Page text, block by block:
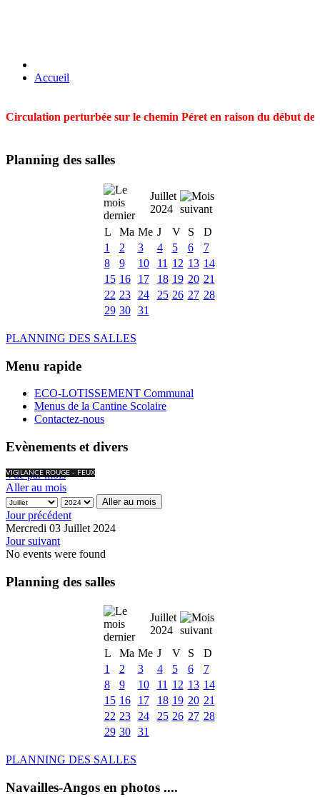
Accueil
Circulation perturbée sur le chemin Péret en raison du début
Planning des salles
Juillet
2024
L
Ma Me J V S
D
1
2 3 4 5 6
7
8
9 10 11 12 13 14
15 16 17 18 19 20 21
22 23 24 25 26 27 28
29 30 31
PLANNING DES SALLES
Menu rapide
ECO-LOTISSEMENT Communal
Menus de la Cantine Scolaire
Contactez-nous
Evènements et divers
VIGILANCE ROUGE - FEUX
Vue par mois
Aller au mois
Aller au mois
Jour précédent
Mercredi 03 Juillet 2024
Jour suivant
No events were found
Planning des salles
Juillet
2024
L
Ma Me J V S
D
1
2 3 4 5 6
7
8
9 10 11 12 13 14
15 16 17 18 19 20 21
22 23 24 25 26 27 28
29 30 31
PLANNING DES SALLES
Navailles-Angos en photos ....